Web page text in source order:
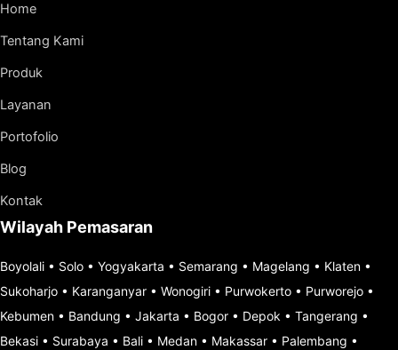
Home
Tentang Kami
Produk
Layanan
Portofolio
Blog
Kontak
Wilayah Pemasaran
Boyolali • Solo • Yogyakarta • Semarang • Magelang • Klaten •
Sukoharjo • Karanganyar • Wonogiri • Purwokerto • Purworejo •
Kebumen • Bandung • Jakarta • Bogor • Depok • Tangerang •
Bekasi • Surabaya • Bali • Medan • Makassar • Palembang •